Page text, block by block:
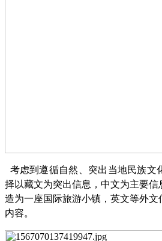
考虑到遵循自然、突出当地民族文
择以藏文为突出信息，中文为主要
造为一座国际旅游小镇，英文等外
内容。